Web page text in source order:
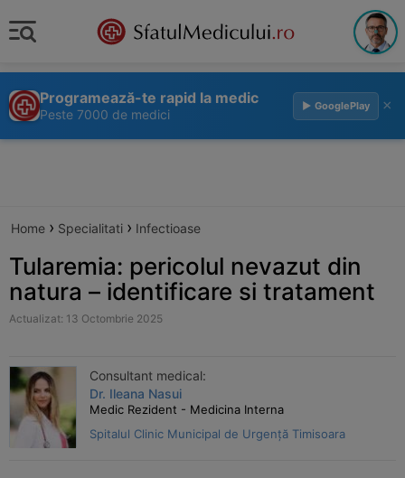
Programează-te rapid la medic
Peste 7000 de medici
▶ GooglePlay ×
Home › Specialitati › Infectioase
Tularemia: pericolul nevazut din
natura – identificare si tratament
Actualizat: 13 Octombrie 2025
Consultant medical:
Dr. Ileana Nasui
Medic Rezident - Medicina Interna
Spitalul Clinic Municipal de Urgență Timisoara